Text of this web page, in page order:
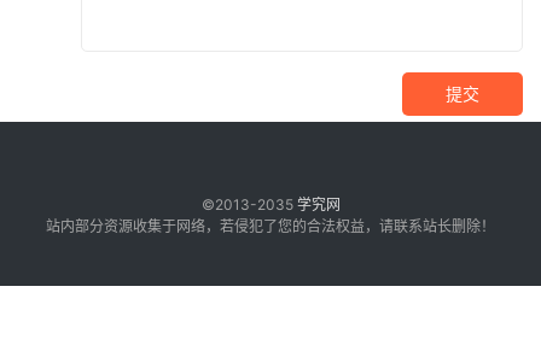
提交
©2013-2035 学究网
站内部分资源收集于网络，若侵犯了您的合法权益，请联系站长删除！